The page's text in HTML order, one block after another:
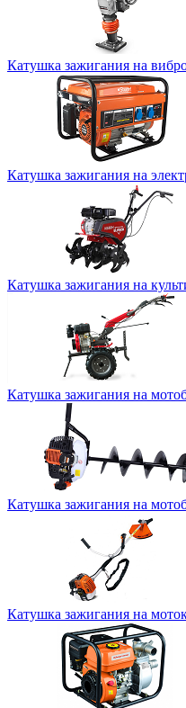
Катушка зажигания на
Катушка зажигания на
Катушка зажигания на
Катушка зажигания на
Катушка зажигания на
Катушка зажигания на